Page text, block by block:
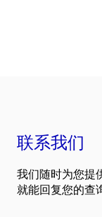
联系我们
我们随时为您提
就能回复您的查